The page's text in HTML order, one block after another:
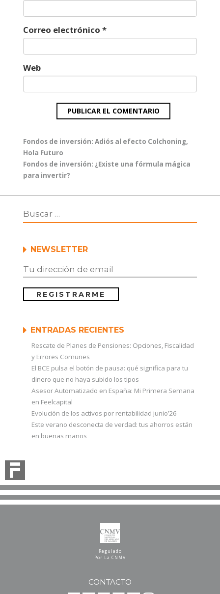
Correo electrónico *
Web
Navegación
de
entradas
Entrada
anterior:
Fondos de inversión: Adiós al efecto Colchoning,
Hola Futuro
Entrada
siguiente:
Fondos de inversión: ¿Existe una fórmula mágica
para invertir?
NEWSLETTER
ENTRADAS RECIENTES
Rescate de Planes de Pensiones: Opciones, Fiscalidad
y Errores Comunes
El BCE pulsa el botón de pausa: qué significa para tu
dinero que no haya subido los tipos
Asesor Automatizado en España: Mi Primera Semana
en Feelcapital
Evolución de los activos por rentabilidad junio’26
Este verano desconecta de verdad: tus ahorros están
en buenas manos
Regulado
Por La CNMV
CONTACTO